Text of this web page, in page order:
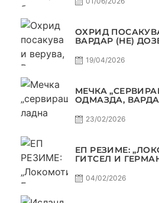
ОХРИД
ВАРДАР (НЕ)
19/04/2026
МЕЧКА
ОДМАЗДА,
АВТОКОМАНДА
23/02/2026
ЕП РЕЗИМЕ:
ГИТСЕЛ И
04/02/2026